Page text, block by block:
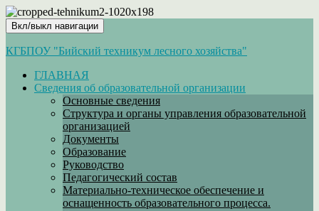
Вкл/выкл навигации
КГБПОУ "Бийский техникум лесного хозяйства"
ГЛАВНАЯ
Сведения об образовательной организации
Основные сведения
Структура и органы управления образовательной
организацией
Документы
Образование
Руководство
Педагогический состав
Материально-техническое обеспечение и
оснащенность образовательного процесса.